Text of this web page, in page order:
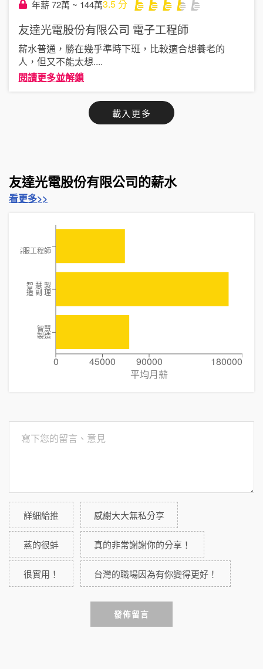
年薪 72萬 ~ 144萬3.5分
友達光電股份有限公司 電子工程師
薪水普通，勝在幾乎準時下班，比較適合想養老的
人，但又不能太想....
閱讀更多並解鎖
載入更多
友達光電股份有限公司的薪水
看更多>>
0 45000 90000
180000
平均月薪
客服工程師
智 慧 製
造 副 理
智慧
製造
詳細給推 感謝大大無私分享
蒸的很蚌 真的非常謝謝你的分享！
很實用！ 台灣的職場因為有你變得更好！
發佈留言